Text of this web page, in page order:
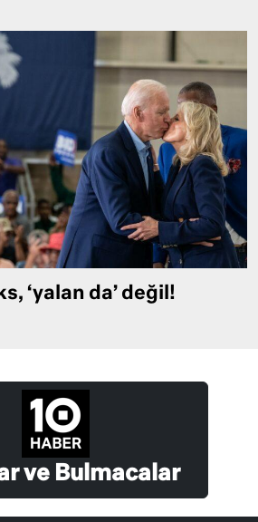
‘yalan da’ değil!
ve Bulmacalar